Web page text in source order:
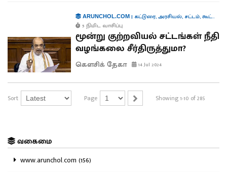
ARUNCHOL.COM| கட்டுரை,அரசியல், சட்டம்,கூட்டாட்சி
5 நிமிட வாசிப்பு
மூன்று குற்றவியல் சட்டங்கள் நீதி
வழங்கலை சீர்திருத்துமா?
கௌசிக் தேகா 14 Jul 2024
Sort Page Showing 1-10 of 285
வகைமை
www.arunchol.com (156)